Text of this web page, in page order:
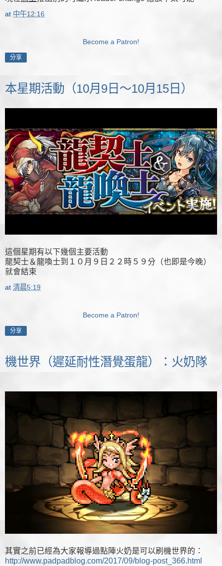
at 中午12:16
Become a Patron!
分享
本星期活動（10月9日～10月15日）
這個星期有以下幾個主要活動
龍契士＆龍喚士到１０月９日２２時５９分（也即是今晚）
就會結束
at 清晨5:19
Become a Patron!
分享
機世界（遲延耐性潛覺蛋龍）：火奶隊
其實之前已經為大家報導過點陣火奶是可以刷機世界的：
http://www.padpadblog.com/2017/09/blog-post_366.html